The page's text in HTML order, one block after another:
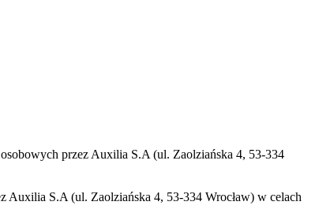
przez Auxilia S.A (ul. Zaolziańska 4, 53-334
Auxilia S.A (ul. Zaolziańska 4, 53-334 Wrocław) w celach